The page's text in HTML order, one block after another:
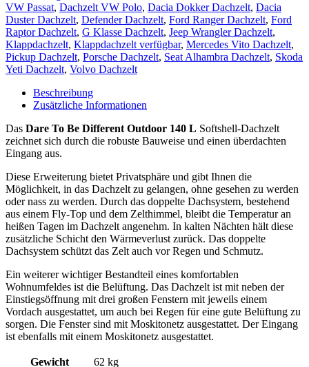
VW Passat, Dachzelt VW Polo, Dacia Dokker Dachzelt, Dacia
Duster Dachzelt, Defender Dachzelt, Ford Ranger Dachzelt, Ford
Raptor Dachzelt, G Klasse Dachzelt, Jeep Wrangler Dachzelt,
Klappdachzelt, Klappdachzelt verfügbar, Mercedes Vito Dachzelt,
Pickup Dachzelt, Porsche Dachzelt, Seat Alhambra Dachzelt, Skoda
Yeti Dachzelt, Volvo Dachzelt
Beschreibung
Zusätzliche Informationen
Das Dare To Be Different Outdoor 140 L Softshell-Dachzelt
zeichnet sich durch die robuste Bauweise und einen überdachten
Eingang aus.
Diese Erweiterung bietet Privatsphäre und gibt Ihnen die
Möglichkeit, in das Dachzelt zu gelangen, ohne gesehen zu werden
oder nass zu werden. Durch das doppelte Dachsystem, bestehend
aus einem Fly-Top und dem Zelthimmel, bleibt die Temperatur an
heißen Tagen im Dachzelt angenehm. In kalten Nächten hält diese
zusätzliche Schicht den Wärmeverlust zurück. Das doppelte
Dachsystem schützt das Zelt auch vor Regen und Schmutz.
Ein weiterer wichtiger Bestandteil eines komfortablen
Wohnumfeldes ist die Belüftung. Das Dachzelt ist mit neben der
Einstiegsöffnung mit drei großen Fenstern mit jeweils einem
Vordach ausgestattet, um auch bei Regen für eine gute Belüftung zu
sorgen. Die Fenster sind mit Moskitonetz ausgestattet. Der Eingang
ist ebenfalls mit einem Moskitonetz ausgestattet.
Gewicht
62 kg